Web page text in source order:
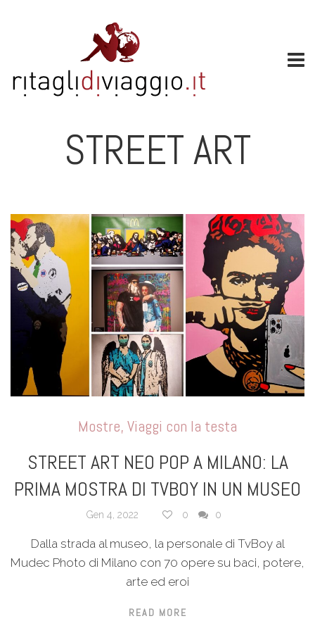
STREET ART
Mostre, Viaggi con la testa
STREET ART NEO POP A MILANO: LA
PRIMA MOSTRA DI TVBOY IN UN MUSEO
Gen 4, 2022 0 0
Dalla strada al museo, la personale di TvBoy al
Mudec Photo di Milano con 70 opere su baci, potere,
arte ed eroi
READ MORE